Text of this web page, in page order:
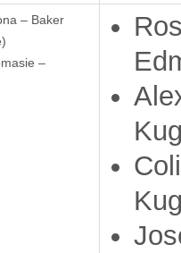
– Baker
–